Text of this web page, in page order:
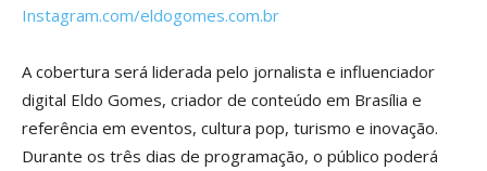
Instagram.com/eldogomes.com.br
A cobertura será liderada pelo jornalista e influenciador
digital Eldo Gomes, criador de conteúdo em Brasília e
referência em eventos, cultura pop, turismo e inovação.
Durante os três dias de programação, o público poderá